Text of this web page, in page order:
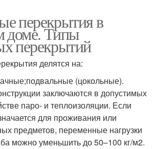
перекрытия в
доме. Типы
перекрытий
делятся на:
(цокольные).
заключаются в допустимых
паро- и теплоизоляции. Если
для проживания или
предметов, переменные нагрузки
можно уменьшить до 50–100 кг/м2.